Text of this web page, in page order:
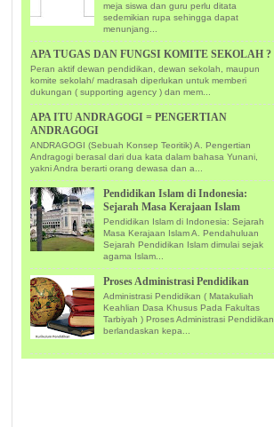
meja siswa dan guru perlu ditata
sedemikian rupa sehingga dapat
menunjang...
APA TUGAS DAN FUNGSI KOMITE SEKOLAH ?
Peran aktif dewan pendidikan, dewan sekolah, maupun
komite sekolah/ madrasah diperlukan untuk memberi
dukungan ( supporting agency ) dan mem...
APA ITU ANDRAGOGI = PENGERTIAN
ANDRAGOGI
ANDRAGOGI (Sebuah Konsep Teoritik) A. Pengertian
Andragogi berasal dari dua kata dalam bahasa Yunani,
yakni Andra berarti orang dewasa dan a...
Pendidikan Islam di Indonesia:
Sejarah Masa Kerajaan Islam
Pendidikan Islam di Indonesia: Sejarah
Masa Kerajaan Islam A. Pendahuluan
Sejarah Pendidikan Islam dimulai sejak
agama Islam...
Proses Administrasi Pendidikan
Administrasi Pendidikan ( Matakuliah
Keahlian Dasa Khusus Pada Fakultas
Tarbiyah ) Proses Administrasi Pendidikan
berlandaskan kepa...